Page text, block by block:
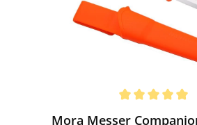
Mora Messer